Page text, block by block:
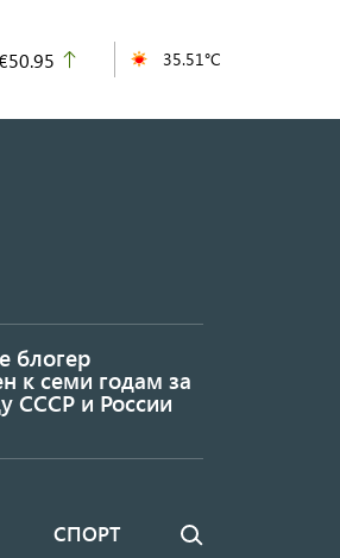
35.51°C
блогер
к семи годам за
СССР и России
СПОРТ Поиск